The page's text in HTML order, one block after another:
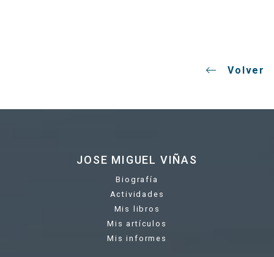
Volver
JOSE MIGUEL VIÑAS
Biografía
Actividades
Mis libros
Mis artículos
Mis informes